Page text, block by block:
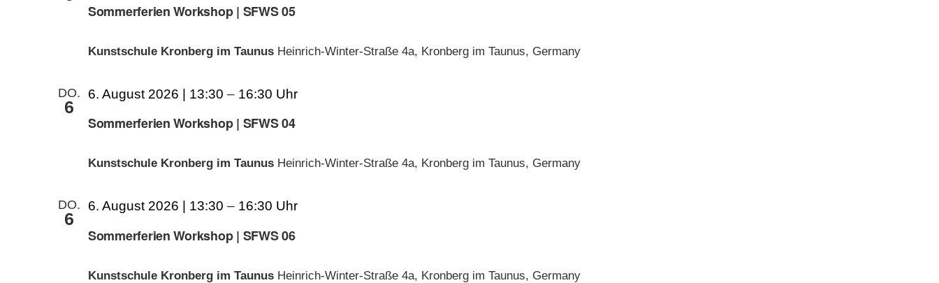
Sommerferien Workshop | SFWS 05
Kunstschule Kronberg im Taunus Heinrich-Winter-Straße 4a, Kronberg im Taunus, Germany
DO.
6
Sommerferien Workshop | SFWS 04
6. August 2026 | 13:30 – 16:30
Kunstschule Kronberg im Taunus Heinrich-Winter-Straße 4a, Kronberg im Taunus, Germany
DO.
6
Sommerferien Workshop | SFWS 06
6. August 2026 | 13:30 – 16:30
Kunstschule Kronberg im Taunus Heinrich-Winter-Straße 4a, Kronberg im Taunus, Germany